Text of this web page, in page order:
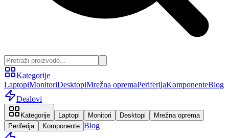
Kategorije
LaptopiMonitoriDesktopiMrežna opremaPeriferijaKomponenteBlog
Dealovi
Kategorije Laptopi Monitori Desktopi
Mrežna oprema
Periferija
Komponente Blog